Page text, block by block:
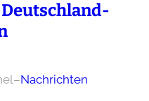
–Nachrichten